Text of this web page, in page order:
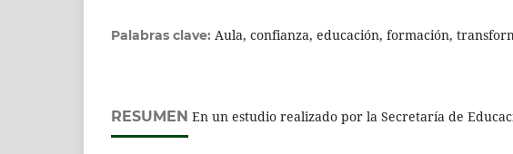
Palabras clave: Aula, confianza, educación, formación,
RESUMEN En un estudio realizado por la Secretaría de